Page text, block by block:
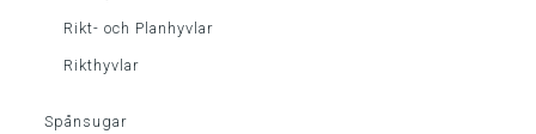
Rikt- och Planhyvlar
Rikthyvlar
Spånsugar